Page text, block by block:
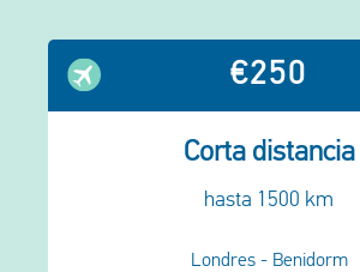
€250
Corta distancia
hasta 1500 km
Londres - Benidorm